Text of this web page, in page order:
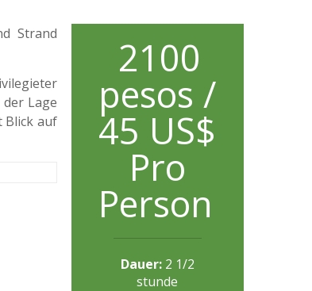
Strand
Lage
Blick auf
2100
pesos /
45 US$
Pro
Person
Dauer:2 1/2
stunde